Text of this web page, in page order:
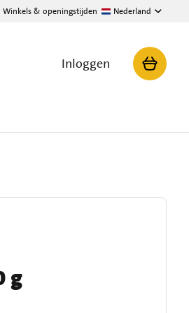
Winkels & openingstijden Nederland
Inloggen
g